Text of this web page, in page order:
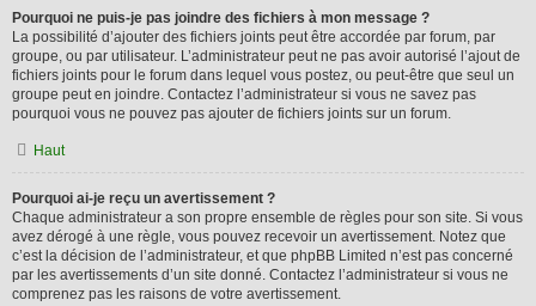
Pourquoi ne puis-je pas joindre des fichiers à mon message ?
La possibilité d’ajouter des fichiers joints peut être accordée par forum, par
groupe, ou par utilisateur. L’administrateur peut ne pas avoir autorisé l’ajout de
fichiers joints pour le forum dans lequel vous postez, ou peut-être que seul un
groupe peut en joindre. Contactez l’administrateur si vous ne savez pas
pourquoi vous ne pouvez pas ajouter de fichiers joints sur un forum.
Haut
Pourquoi ai-je reçu un avertissement ?
Chaque administrateur a son propre ensemble de règles pour son site. Si vous
avez dérogé à une règle, vous pouvez recevoir un avertissement. Notez que
c’est la décision de l’administrateur, et que phpBB Limited n’est pas concerné
par les avertissements d’un site donné. Contactez l’administrateur si vous ne
comprenez pas les raisons de votre avertissement.